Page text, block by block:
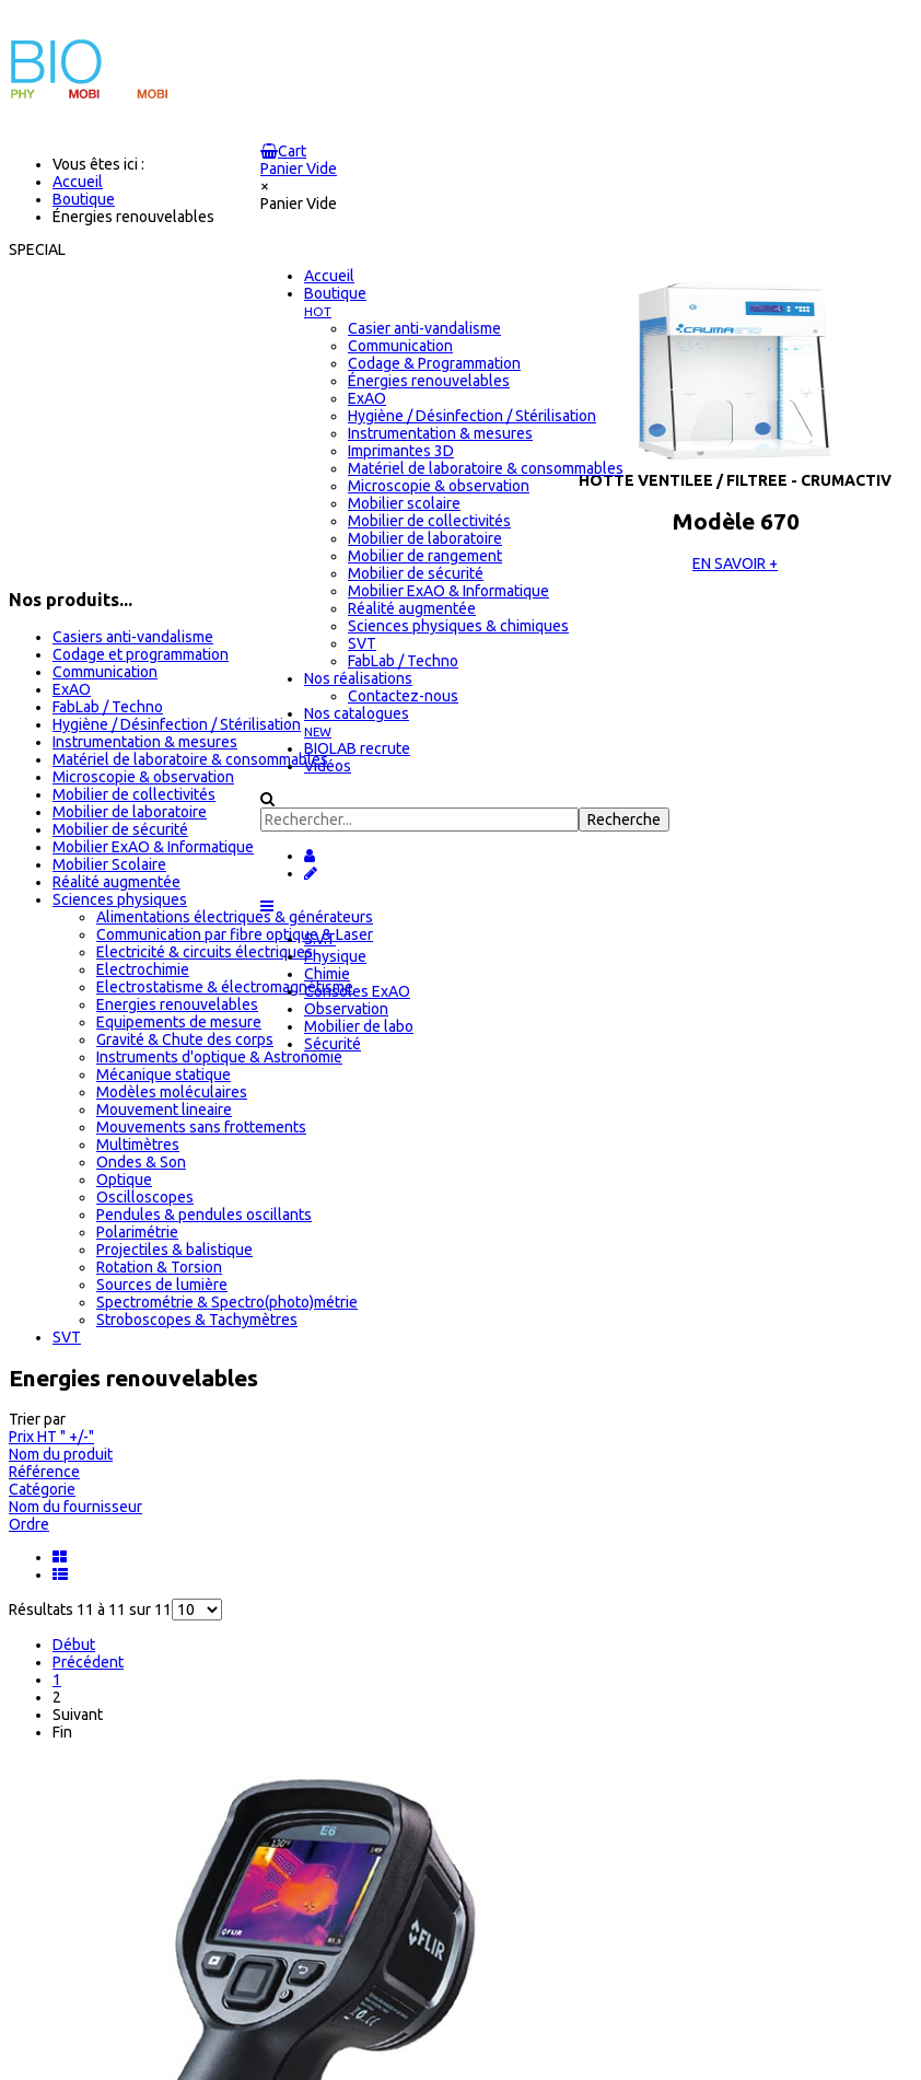
Cart
Panier Vide
×
Panier Vide
Accueil
Boutique
HOT
Casier anti-vandalisme
Communication
Codage & Programmation
Énergies renouvelables
ExAO
Hygiène / Désinfection / Stérilisation
Instrumentation & mesures
Imprimantes 3D
Matériel de laboratoire & consommables
Microscopie & observation
Mobilier scolaire
Mobilier de collectivités
Mobilier de laboratoire
Mobilier de rangement
Mobilier de sécurité
Mobilier ExAO & Informatique
Réalité augmentée
Sciences physiques & chimiques
SVT
FabLab / Techno
Nos réalisations
Contactez-nous
Nos catalogues
NEW
BIOLAB recrute
Vidéos
S.V.T
Physique
Chimie
Consoles ExAO
Observation
Mobilier de labo
Sécurité
Vous êtes ici :
Accueil
Boutique
Énergies renouvelables
SPECIAL
HOTTE VENTILEE / FILTREE - CRUMACTIV
Modèle 670
EN SAVOIR +
Nos produits...
Casiers anti-vandalisme
Codage et programmation
Communication
ExAO
FabLab / Techno
Hygiène / Désinfection / Stérilisation
Instrumentation & mesures
Matériel de laboratoire & consommables
Microscopie & observation
Mobilier de collectivités
Mobilier de laboratoire
Mobilier de sécurité
Mobilier ExAO & Informatique
Mobilier Scolaire
Réalité augmentée
Sciences physiques
Alimentations électriques & générateurs
Communication par fibre optique & Laser
Electricité & circuits électriques
Electrochimie
Electrostatisme & électromagnétisme
Energies renouvelables
Equipements de mesure
Gravité & Chute des corps
Instruments d'optique & Astronomie
Mécanique statique
Modèles moléculaires
Mouvement lineaire
Mouvements sans frottements
Multimètres
Ondes & Son
Optique
Oscilloscopes
Pendules & pendules oscillants
Polarimétrie
Projectiles & balistique
Rotation & Torsion
Sources de lumière
Spectrométrie & Spectro(photo)métrie
Stroboscopes & Tachymètres
SVT
Energies renouvelables
Trier par
Prix HT " +/-"
Nom du produit
Référence
Catégorie
Nom du fournisseur
Ordre
Résultats 11 à 11 sur 11
Début
Précédent
1
2
Suivant
Fin